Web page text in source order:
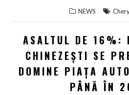
NEWS
ASALTUL DE 16%:
CHINEZEȘTI SE
DOMINE PIAȚA
PÂNĂ ÎN